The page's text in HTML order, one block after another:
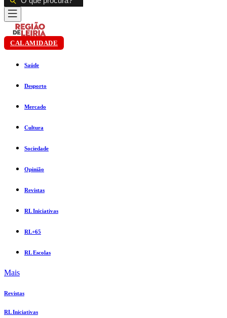
CALAMIDADE
Saúde
Desporto
Mercado
Cultura
Sociedade
Opinião
Revistas
RL Iniciativas
RL+65
RL Escolas
Mais
Revistas
RL Iniciativas